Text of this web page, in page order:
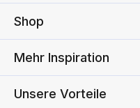
Shop
Mehr Inspiration
Unsere Vorteile